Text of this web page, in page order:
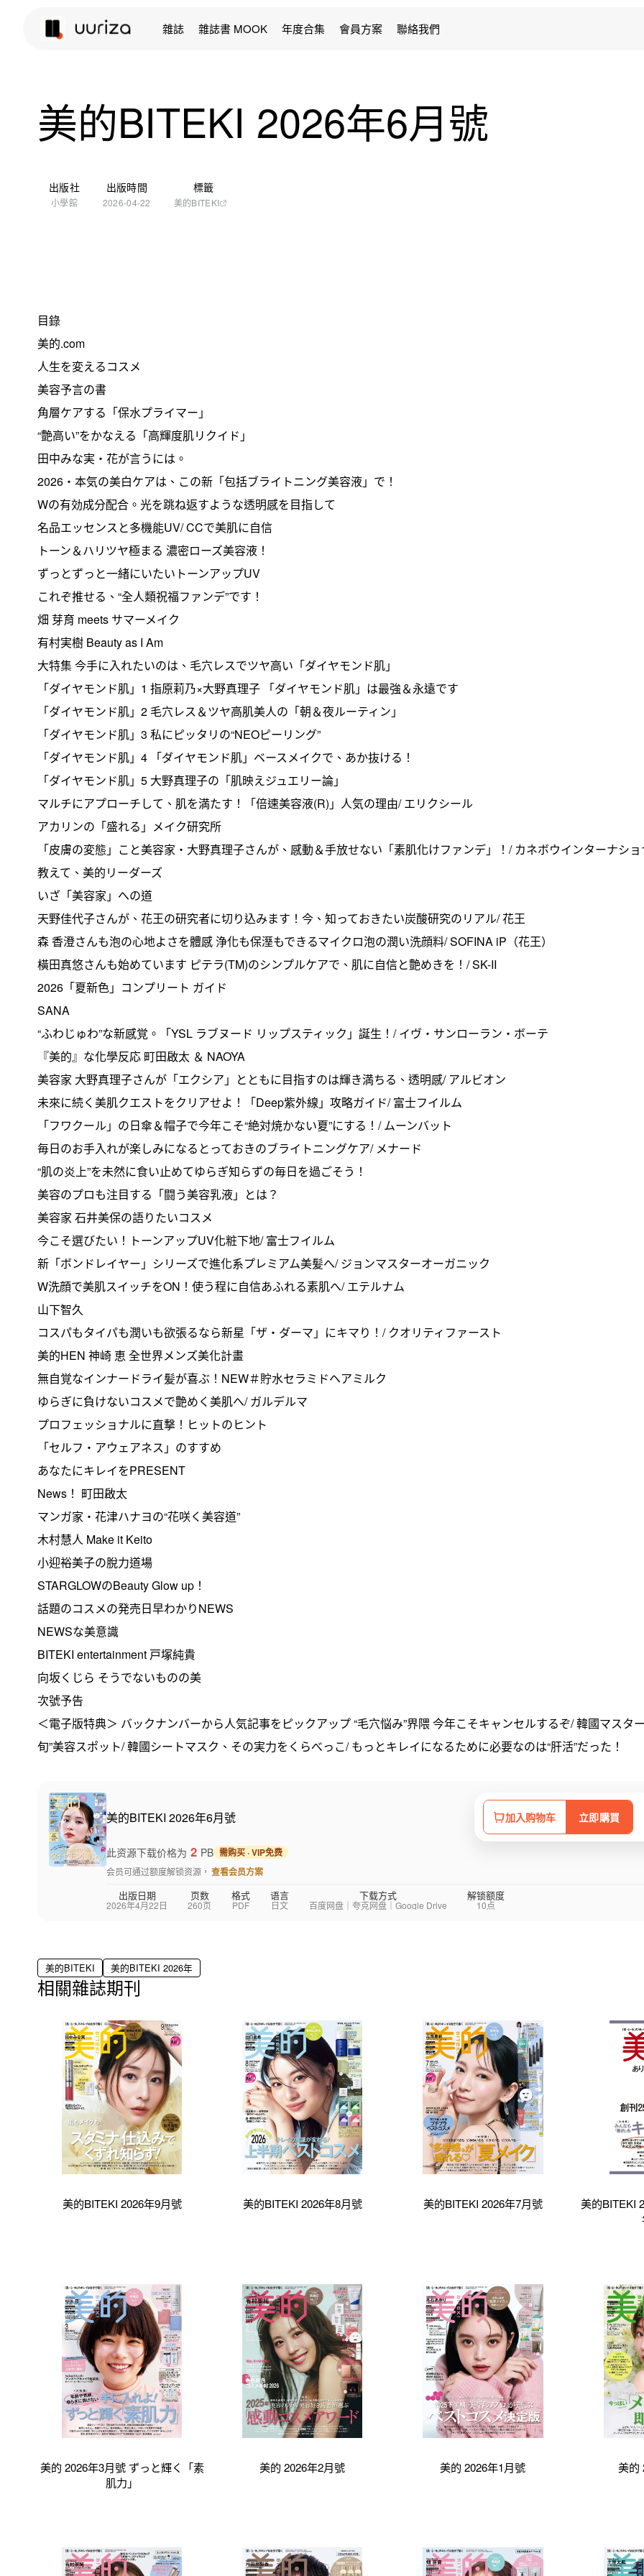
雜誌 雜誌書 MOOK 年度合集 會員方案 聯絡我們
美的BITEKI 2026年6月號
出版社
小學館
出版時間
2026-04-22
標籤
美的BITEKI
目錄
美的.com
人生を変えるコスメ
美容予言の書
角層ケアする「保水プライマー」
“艶高い”をかなえる「高輝度肌リクイド」
田中みな実・花が言うには。
2026・本気の美白ケアは、この新「包括ブライトニング美容液」で！
Wの有効成分配合。光を跳ね返すような透明感を目指して
名品エッセンスと多機能UV/ CCで美肌に自信
トーン＆ハリツヤ極まる 濃密ローズ美容液！
ずっとずっと一緒にいたいトーンアップUV
これぞ推せる、“全人類祝福ファンデ”です！
畑 芽育 meets サマーメイク
有村実樹 Beauty as I Am
大特集 今手に入れたいのは、毛穴レスでツヤ高い「ダイヤモンド肌」
「ダイヤモンド肌」1 指原莉乃×大野真理子 「ダイヤモンド肌」は最強＆永遠です
「ダイヤモンド肌」2 毛穴レス＆ツヤ高肌美人の「朝＆夜ルーティン」
「ダイヤモンド肌」3 私にピッタリの“NEOピーリング”
「ダイヤモンド肌」4 「ダイヤモンド肌」ベースメイクで、あか抜ける！
「ダイヤモンド肌」5 大野真理子の「肌映えジュエリー論」
マルチにアプローチして、肌を満たす！「倍速美容液(R)」人気の理由/ エリクシール
アカリンの「盛れる」メイク研究所
「皮膚の変態」こと美容家・大野真理子さんが、感動＆手放せない「素肌化けファンデ」！/ カネボウインターナシ
教えて、美的リーダーズ
いざ「美容家」への道
天野佳代子さんが、花王の研究者に切り込みます！今、知っておきたい炭酸研究のリアル/ 花王
森 香澄さんも泡の心地よさを體感 浄化も保溼もできるマイクロ泡の潤い洗顔料/ SOFINA iP（花王）
橫田真悠さんも始めています ピテラ(TM)のシンプルケアで、肌に自信と艶めきを！/ SK-II
2026「夏新色」コンプリート ガイド
SANA
“ふわじゅわ”な新感覚。「YSL ラブヌード リップスティック」誕生！/ イヴ・サンローラン・ボーテ
『美的』な化學反応 町田啟太 ＆ NAOYA
美容家 大野真理子さんが「エクシア」とともに目指すのは輝き満ちる、透明感/ アルビオン
未來に続く美肌クエストをクリアせよ！「Deep紫外線」攻略ガイド/ 富士フイルム
「フワクール」の日傘＆帽子で今年こそ“絶対焼かない夏”にする！/ ムーンバット
毎日のお手入れが楽しみになるとっておきのブライトニングケア/ メナード
“肌の炎上”を未然に食い止めてゆらぎ知らずの毎日を過ごそう！
美容のプロも注目する「闘う美容乳液」とは？
美容家 石井美保の語りたいコスメ
今こそ選びたい！トーンアップUV化粧下地/ 富士フイルム
新「ボンドレイヤー」シリーズで進化系プレミアム美髪へ/ ジョンマスターオーガニック
W洗顔で美肌スイッチをON！使う程に自信あふれる素肌へ/ エテルナム
山下智久
コスパもタイパも潤いも欲張るなら新星「ザ・ダーマ」にキマり！/ クオリティファースト
美的HEN 神崎 恵 全世界メンズ美化計畫
無自覚なインナードライ髪が喜ぶ！NEW＃貯水セラミドヘアミルク
ゆらぎに負けないコスメで艶めく美肌へ/ ガルデルマ
プロフェッショナルに直撃！ヒットのヒント
「セルフ・アウェアネス」のすすめ
あなたにキレイをPRESENT
News！ 町田啟太
マンガ家・花津ハナヨの“花咲く美容道”
木村慧人 Make it Keito
小迎裕美子の脫力道場
STARGLOWのBeauty Glow up！
話題のコスメの発売日早わかりNEWS
NEWSな美意識
BITEKI entertainment 戸塚純貴
向坂くじら そうでないものの美
次號予告
＜電子版特典＞ バックナンバーから人気記事をピックアップ “毛穴悩み”界隈 今年こそキャンセルするぞ/ 韓國マスタ
旬”美容スポット/ 韓國シートマスク、その実力をくらべっこ/ もっとキレイになるために必要なのは“肝活”だった！
美的BITEKI 2026年6月號 加入购物车 立即購買
此资源下载价格为 2 PB 需购买 · VIP免费
会员可通过额度解锁资源， 查看会员方案
出版日期
2026年4月22日
页数
260页
格式
PDF
语言
日文
下载方式
百度网盘｜夸克网盘｜Google Drive
解锁额度
10点
美的BITEKI 美的BITEKI 2026年
相關雜誌期刊
美的BITEKI 2026年9月號 美的BITEKI 2026年8月號 美的BITEKI 2026年7月號
美的BITEKI
美的 2026年3月號 ずっと輝く「素
肌力」
美的 2026年2月號 美的 2026年1月號 美的